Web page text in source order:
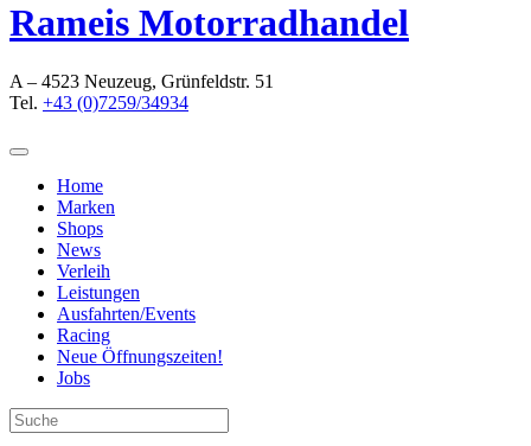
Rameis Motorradhandel
A – 4523 Neuzeug, Grünfeldstr. 51
Tel. +43 (0)7259/34934
Home
Marken
Shops
News
Verleih
Leistungen
Ausfahrten/Events
Racing
Neue Öffnungszeiten!
Jobs